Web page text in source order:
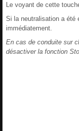
Le voyant de cette
Si la neutralisation a été
immédiatement.
En cas de conduite sur
désactiver la fonction